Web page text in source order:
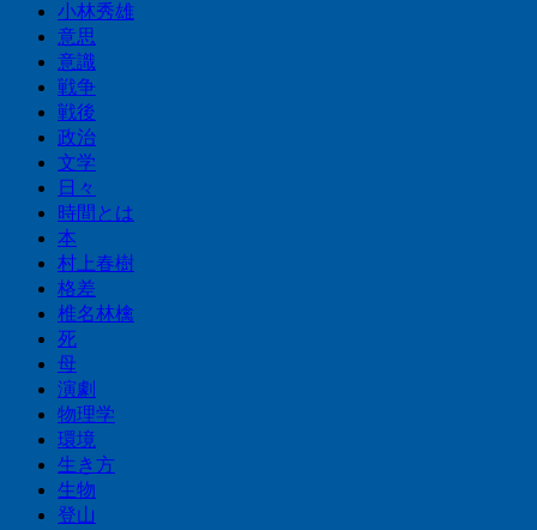
小林秀雄
意思
意識
戦争
戦後
政治
文学
日々
時間とは
本
村上春樹
格差
椎名林檎
死
母
演劇
物理学
環境
生き方
生物
登山